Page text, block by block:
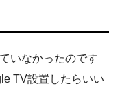
いなかったのです
TV設置したらいい